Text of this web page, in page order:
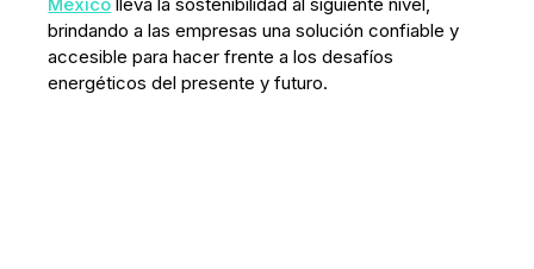
brindando a las empresas una solución confiable y
accesible para hacer frente a los desafíos
energéticos del presente y futuro.